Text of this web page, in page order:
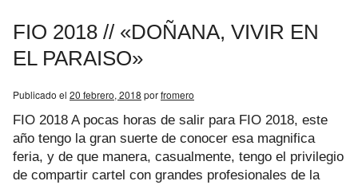
FIO 2018 // «DOÑANA, VIVIR EN
EL PARAISO»
Publicado el 20 febrero, 2018 porfromero
FIO 2018 A pocas horas de salir para FIO 2018, este
año tengo la gran suerte de conocer esa magnifica
feria, y de que manera, casualmente, tengo el privilegio
de compartir cartel con grandes profesionales de la